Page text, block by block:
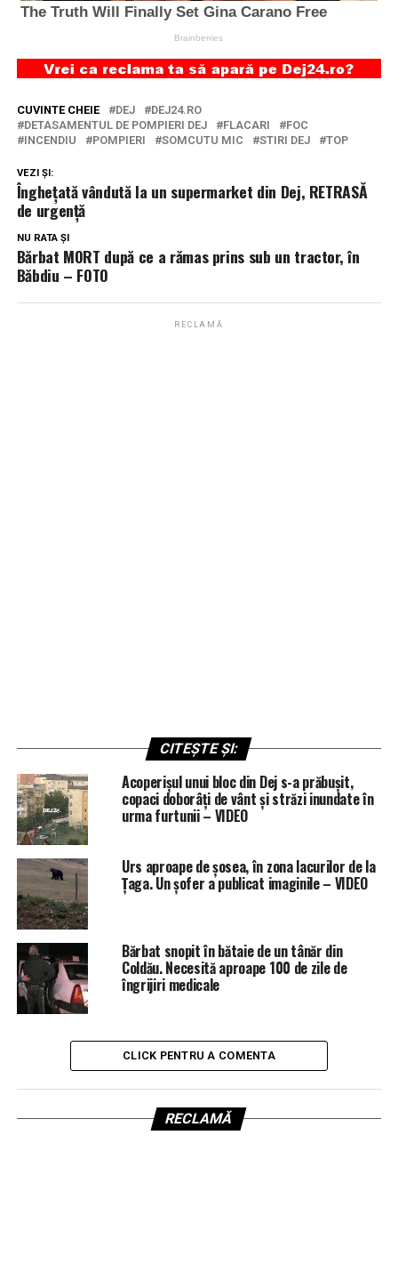
CUVINTE CHEIE DEJ
DEJ24.RO
DETASAMENTUL DE POMPIERI DEJ
FLACARI
FOC
INCENDIU
POMPIERI SOMCUTU MIC STIRI DEJ TOP
VEZI ȘI:
Înghețată vândută la un supermarket din Dej, RETRASĂ
de urgență
NU RATA ȘI
Bărbat MORT după ce a rămas prins sub un tractor, în
Băbdiu – FOTO
RECLAMĂ
CITEȘTE ȘI:
Acoperișul unui bloc din Dej s-a prăbușit,
copaci doborâți de vânt și străzi inundate în
urma furtunii – VIDEO
Urs aproape de șosea, în zona lacurilor de la
Țaga. Un șofer a publicat imaginile – VIDEO
Bărbat snopit în bătaie de un tânăr din
Coldău. Necesită aproape 100 de zile de
îngrijiri medicale
CLICK PENTRU A COMENTA
RECLAMĂ